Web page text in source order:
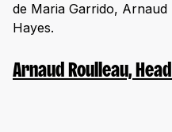
de Maria Garrido,
Hayes.
Arnaud Roulleau,